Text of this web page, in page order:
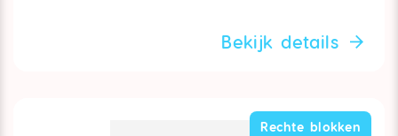
Bekijk details
Rechte blokken